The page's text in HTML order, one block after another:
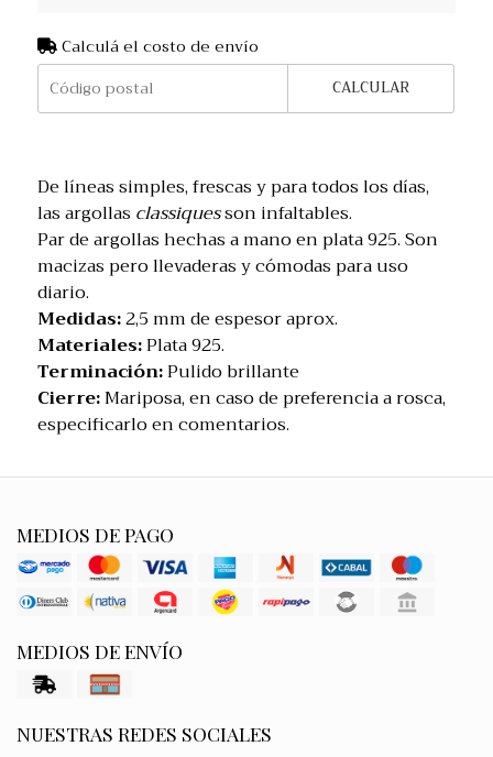
Calculá el costo de envío
CALCULAR
De líneas simples, frescas y para todos los días,
las argollas classiquesson infaltables.
Par de argollas hechas a mano en plata 925. Son
macizas pero llevaderas y cómodas para uso
diario.
Medidas:2,5 mm de espesor aprox.
Materiales:Plata 925.
Terminación:Pulido brillante
Cierre:Mariposa, en caso de preferencia a rosca,
especificarlo en comentarios.
MEDIOS DE PAGO
MEDIOS DE ENVÍO
NUESTRAS REDES SOCIALES